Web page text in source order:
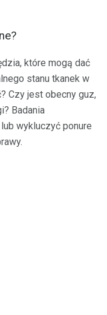
które mogą dać
stanu tkanek w
Czy jest obecny guz,
Badania
wykluczyć ponure